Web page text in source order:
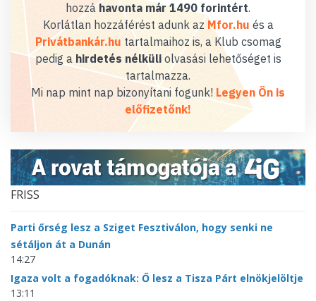
hozzáhavonta már 1490 forintért.
Korlátlan hozzáférést adunk az Mfor.hu és a
Privátbankár.hu tartalmaihoz is, a Klub csomag
pedig a hirdetés nélküliolvasási lehetőséget is
tartalmazza.
Mi nap mint nap bizonyítani fogunk! Legyen Ön is
előfizetőnk!
FRISS
Parti őrség lesz a Sziget Fesztiválon, hogy senki ne
sétáljon át a Dunán
14:27
Igaza volt a fogadóknak: Ő lesz a Tisza Párt elnökjelöltje
13:11